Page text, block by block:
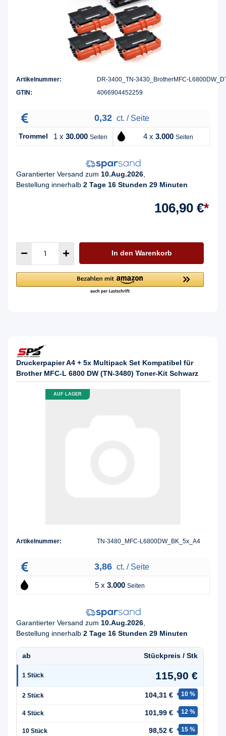
Artikelnummer:
DR-3400_TN-3430_BrotherMFC-
GTIN:
4066904452259
0,32 ct. / Seite
Trommel 1 x 30.000 Seiten 4 x 3.000 Seiten
Garantierter Versand zum 10.Aug.2026
Bestellung innerhalb 2 Tage 16 Stunden 29 Minuten
106,90 €*
In den Warenkorb
Druckerpapier A4 + 5x Multipack Set Kompatibel für
Brother MFC-L 6800 DW (TN-3480) Toner-Kit Schwarz
AUF LAGER
Artikelnummer: TN-3480_MFC-L6800DW_BK_5x_A4
3,86 ct. / Seite
5 x 3.000 Seiten
Garantierter Versand zum 10.Aug.2026
Bestellung innerhalb 2 Tage 16 Stunden 29 Minuten
ab Stückpreis / Stk
1Stück 115,90 €
2Stück 104,31 € 10 %
4Stück 101,99 € 12 %
10Stück 98,52 € 15 %